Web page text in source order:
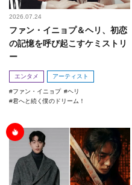
2026.07.24
ファン・イニョプ＆ヘリ、初恋
の記憶を呼び起こすケミストリ
ー
エンタメ アーティスト
ファン・イニョプ
ヘリ
君へと続く僕のドリーム！